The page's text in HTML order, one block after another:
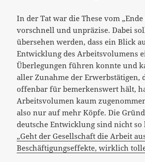
In der Tat war die These vom
vorschnell und unpräzise. Dabei
übersehen werden, dass ein Blick
Entwicklung des Arbeitsvolumens
Überlegungen führen konnte und
aller Zunahme der Erwerbstätigen,
offenbar für bemerkenswert hält,
Arbeitsvolumen kaum
also nur auf mehr Köpfe. Die
deutsche Entwicklung sind nicht so
„Geht der Gesellschaft die Arbeit
Beschäftigungseffekte, wirklich